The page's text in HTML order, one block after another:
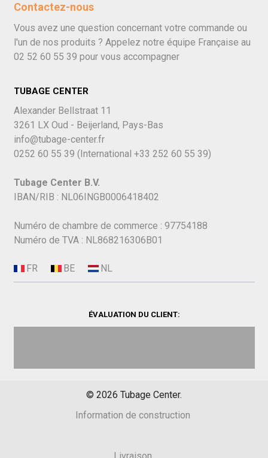
Contactez-nous
Vous avez une question concernant votre commande ou
l'un de nos produits ? Appelez notre équipe Française au
02 52 60 55 39 pour vous accompagner
TUBAGE CENTER
Alexander Bellstraat 11
3261 LX Oud - Beijerland, Pays-Bas
info@tubage-center.fr
0252 60 55 39 (International +33 252 60 55 39)
Tubage Center B.V.
IBAN/RIB : NL06INGB0006418402
Numéro de chambre de commerce : 97754188
Numéro de TVA : NL868216306B01
ÉVALUATION DU CLIENT:
© 2026 Tubage Center.
Information de construction
Livraison